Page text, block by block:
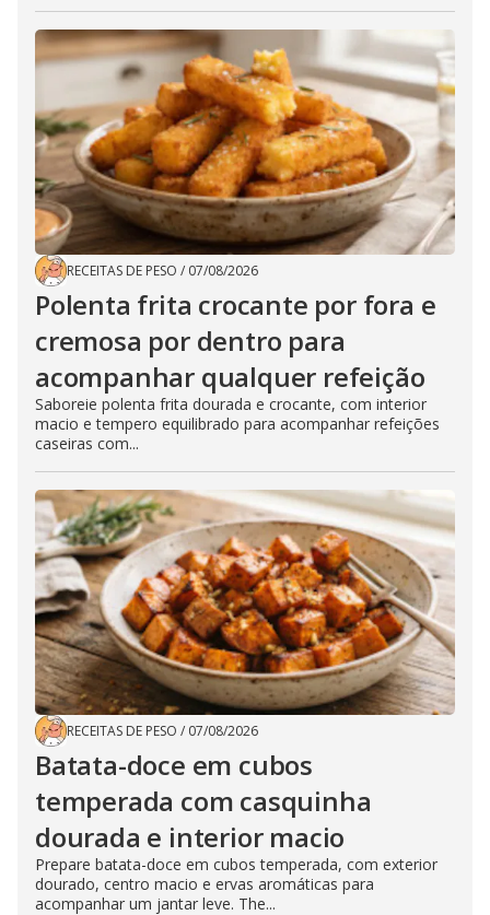
RECEITAS DE PESO / 07/08/2026
Polenta frita crocante por fora e
cremosa por dentro para
acompanhar qualquer refeição
Saboreie polenta frita dourada e crocante, com interior
macio e tempero equilibrado para acompanhar refeições
caseiras com...
RECEITAS DE PESO / 07/08/2026
Batata-doce em cubos
temperada com casquinha
dourada e interior macio
Prepare batata-doce em cubos temperada, com exterior
dourado, centro macio e ervas aromáticas para
acompanhar um jantar leve. The...